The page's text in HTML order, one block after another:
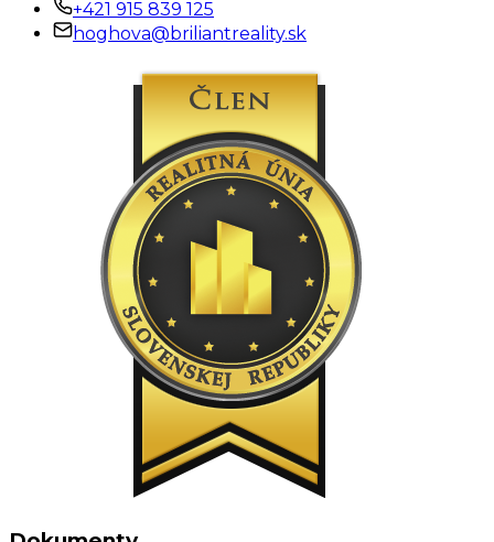
+421 915 839 125
hoghova@briliantreality.sk